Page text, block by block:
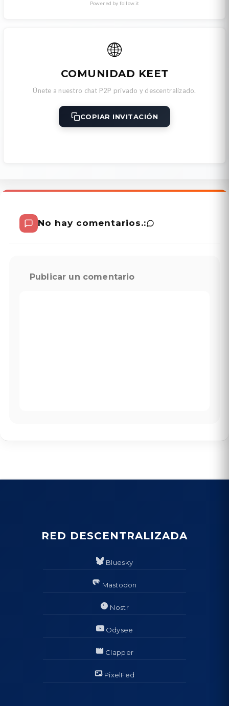
Powered by follow.it
🌐
COMUNIDAD KEET
Únete a nuestro chat P2P privado y descentralizado.
COPIAR INVITACIÓN
No hay comentarios.:
Publicar un comentario
RED DESCENTRALIZADA
Bluesky
Mastodon
Nostr
Odysee
Clapper
PixelFed